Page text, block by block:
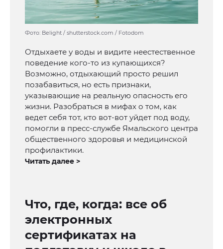
Фото: Belight / shutterstock.com / Fotodom
Отдыхаете у воды и видите неестественное
поведение кого-то из купающихся?
Возможно, отдыхающий просто решил
позабавиться, но есть признаки,
указывающие на реальную опасность его
жизни. Разобраться в мифах о том, как
ведет себя тот, кто вот-вот уйдет под воду,
помогли в пресс-службе Ямальского центра
общественного здоровья и медицинской
профилактики.
Читать далее >
Что, где, когда: все об
электронных
сертификатах на